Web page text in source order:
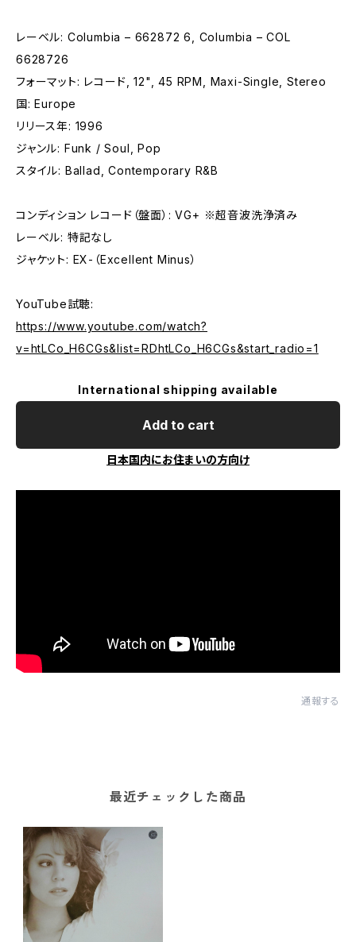
レーベル: Columbia – 662872 6, Columbia – COL
6628726
フォーマット: レコード, 12", 45 RPM, Maxi-Single, Stereo
国: Europe
リリース年: 1996
ジャンル: Funk / Soul, Pop
スタイル: Ballad, Contemporary R&B
コンディション レコード（盤面）: VG+ ※超音波洗浄済み
レーベル: 特記なし
ジャケット: EX-（Excellent Minus）
YouTube試聴:
https://www.youtube.com/watch?
v=htLCo_H6CGs&list=RDhtLCo_H6CGs&start_radio=1
International shipping available
Add to cart
日本国内にお住まいの方向け
通報する
最近チェックした商品